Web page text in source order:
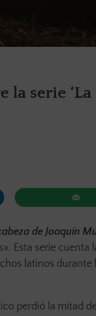
serie ‘La
de Joaquín
Esta serie cuenta
latinos durante
perdió la mitad